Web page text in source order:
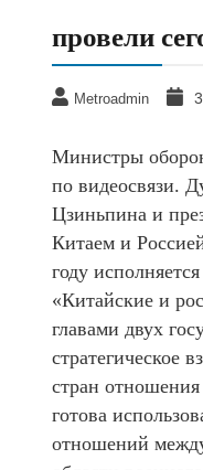
провели
Metroadmin
Министры
по видеосвязи.
Цзиньпина и
Китаем и
году
«Китайские и
главами двух
стратегическое
стран
готова
отношений